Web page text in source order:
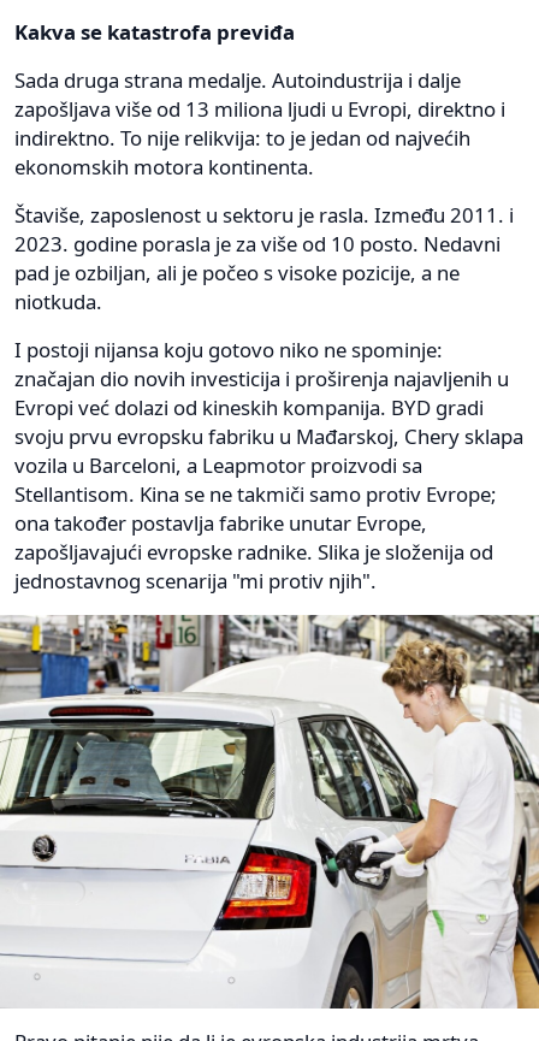
Kakva se katastrofa previđa
Sada druga strana medalje. Autoindustrija i dalje
zapošljava više od 13 miliona ljudi u Evropi, direktno i
indirektno. To nije relikvija: to je jedan od najvećih
ekonomskih motora kontinenta.
Štaviše, zaposlenost u sektoru je rasla. Između 2011. i
2023. godine porasla je za više od 10 posto. Nedavni
pad je ozbiljan, ali je počeo s visoke pozicije, a ne
niotkuda.
I postoji nijansa koju gotovo niko ne spominje:
značajan dio novih investicija i proširenja najavljenih u
Evropi već dolazi od kineskih kompanija. BYD gradi
svoju prvu evropsku fabriku u Mađarskoj, Chery sklapa
vozila u Barceloni, a Leapmotor proizvodi sa
Stellantisom. Kina se ne takmiči samo protiv Evrope;
ona također postavlja fabrike unutar Evrope,
zapošljavajući evropske radnike. Slika je složenija od
jednostavnog scenarija "mi protiv njih".